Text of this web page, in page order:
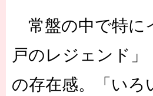
常盤の中で特に
戸のレジェンド
の存在感。「い